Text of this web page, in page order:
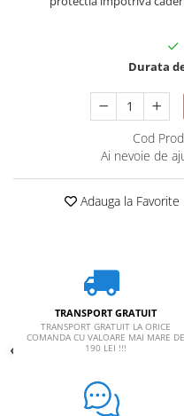
Durata
Cod
Ai nevoie de
Adauga la Favorite
TRANSPORT GRATUIT
TRANSPORT GRATUIT LA ORICE
COMANDA CU VALOARE MAI MARE DE
190 LEI !!!